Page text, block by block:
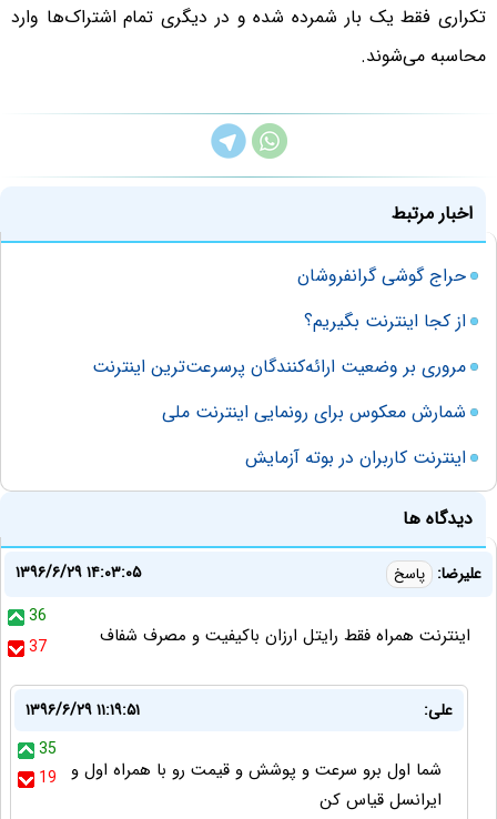
تکراری فقط یک بار شمرده شده و در دیگری تمام اشتراک‌ها وارد
محاسبه می‌شوند.
اخبار مرتبط
حراج گوشی گرانفروشان
از کجا اینترنت بگیریم؟
مروری بر وضعیت ارائه‌کنندگان پرسرعت‌ترین اینترنت
شمارش معکوس برای رونمایی اینترنت ملی
اینترنت کاربران در بوته‌ آزمایش
دیدگاه ها
علیرضا: پاسخ
۱۳۹۶/۶/۲۹ ۱۴:۰۳:۰۵
36
37
اینترنت همراه فقط رایتل ارزان باکیفیت و مصرف شفاف
علی:
۱۳۹۶/۶/۲۹ ۱۱:۱۹:۵۱
35
19
شما اول برو سرعت و پوشش و قیمت رو با همراه اول و
ایرانسل قیاس کن